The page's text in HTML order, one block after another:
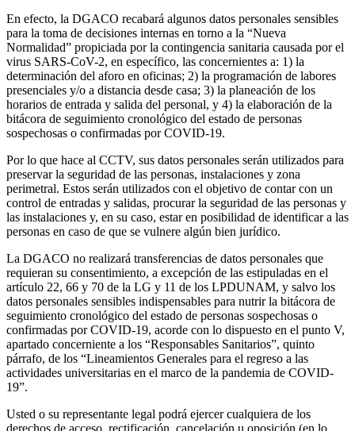
En efecto, la DGACO recabará algunos datos personales sensibles
para la toma de decisiones internas en torno a la “Nueva
Normalidad” propiciada por la contingencia sanitaria causada por el
virus SARS-CoV-2, en específico, las concernientes a: 1) la
determinación del aforo en oficinas; 2) la programación de labores
presenciales y/o a distancia desde casa; 3) la planeación de los
horarios de entrada y salida del personal, y 4) la elaboración de la
bitácora de seguimiento cronológico del estado de personas
sospechosas o confirmadas por COVID-19.
Por lo que hace al CCTV, sus datos personales serán utilizados para
preservar la seguridad de las personas, instalaciones y zona
perimetral. Estos serán utilizados con el objetivo de contar con un
control de entradas y salidas, procurar la seguridad de las personas y
las instalaciones y, en su caso, estar en posibilidad de identificar a las
personas en caso de que se vulnere algún bien jurídico.
La DGACO no realizará transferencias de datos personales que
requieran su consentimiento, a excepción de las estipuladas en el
artículo 22, 66 y 70 de la LG y 11 de los LPDUNAM, y salvo los
datos personales sensibles indispensables para nutrir la bitácora de
seguimiento cronológico del estado de personas sospechosas o
confirmadas por COVID-19, acorde con lo dispuesto en el punto V,
apartado concerniente a los “Responsables Sanitarios”, quinto
párrafo, de los “Lineamientos Generales para el regreso a las
actividades universitarias en el marco de la pandemia de COVID-
19”.
Usted o su representante legal podrá ejercer cualquiera de los